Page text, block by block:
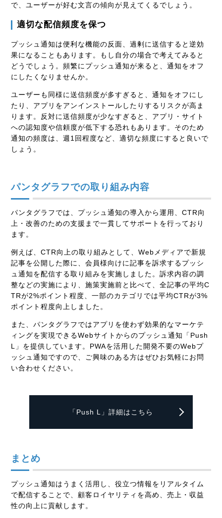
で、ユーザーが好む文言の傾向が見えてくるでしょう。
適切な配信頻度を保つ
プッシュ通知は便利な機能の反面、過剰に送信すると逆効
果になることもあります。もし自分の場合で考えてみると
どうでしょう。頻繁にプッシュ通知が来ると、通知をオフ
にしたくなりませんか。
ユーザーも同様に送信頻度が多すぎると、通知をオフにし
たり、アプリをアンインストールしたりするリスクが高ま
ります。反対に送信頻度が少なすぎると、アプリ・サイト
への認知度や信頼度が低下する恐れもあります。そのため
通知の頻度は、週1回程度など、適切な頻度にすると良いで
しょう。
パンタグラフでの取り組み内容
パンタグラフでは、プッシュ通知の導入から運用、CTR向
上・改善のための支援まで一貫してサポートを行っており
ます。
例えば、CTR向上の取り組みとして、Webメディアで新規
記事を公開した際に、会員様向けに記事を訴求するプッシ
ュ通知を配信する取り組みを実施しました。訴求内容の調
整などの実施により、施策実施前と比べて、全記事の平均C
TRが2%ポイント程度、一部のカテゴリでは平均CTRが3%
ポイント程度向上しました。
また、パンタグラフではアプリを使わず効果的なマーケテ
ィングを実現できるWebサイトからのプッシュ通知「 Push
L
」を提供しています。 PWAを活用した開発不要のWebプ
ッシュ通知ですので、ご興味のある方はぜひお気軽にお問
い合わせください。
「Push L」詳細はこちら
まとめ
プッシュ通知はうまく活用し、役立つ情報をリアルタイム
で配信することで、顧客ロイヤリティを高め、売上・収益
性の向上に貢献します。